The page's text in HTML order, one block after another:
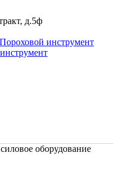
д.5ф
Пороховой инструмент
оборудование